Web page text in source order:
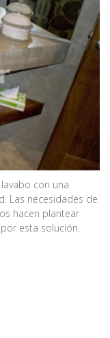
con una
Las necesidades de
hacen plantear
esta solución.